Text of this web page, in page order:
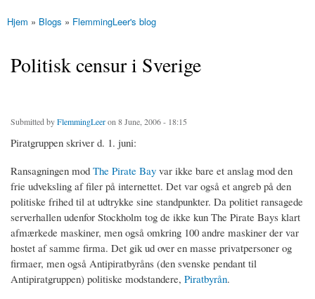
You are here
Hjem » Blogs » FlemmingLeer's blog
Politisk censur i Sverige
Submitted byFlemmingLeeron 8 June, 2006 - 18:15
Piratgruppen skriver d. 1. juni:
Ransagningen mod The Pirate Bay var ikke bare et anslag mod den
frie udveksling af filer på internettet. Det var også et angreb på den
politiske frihed til at udtrykke sine standpunkter. Da politiet ransagede
serverhallen udenfor Stockholm tog de ikke kun The Pirate Bays klart
afmærkede maskiner, men også omkring 100 andre maskiner der var
hostet af samme firma. Det gik ud over en masse privatpersoner og
firmaer, men også Antipiratbyråns (den svenske pendant til
Antipiratgruppen) politiske modstandere, Piratbyrån.